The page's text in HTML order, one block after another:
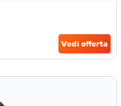
Vedi offerta